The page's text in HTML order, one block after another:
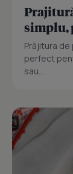
simplu,
Prăjitura
perfect
sau...